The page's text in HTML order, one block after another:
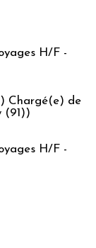
H/F -
Chargé(e) de
(91))
H/F -